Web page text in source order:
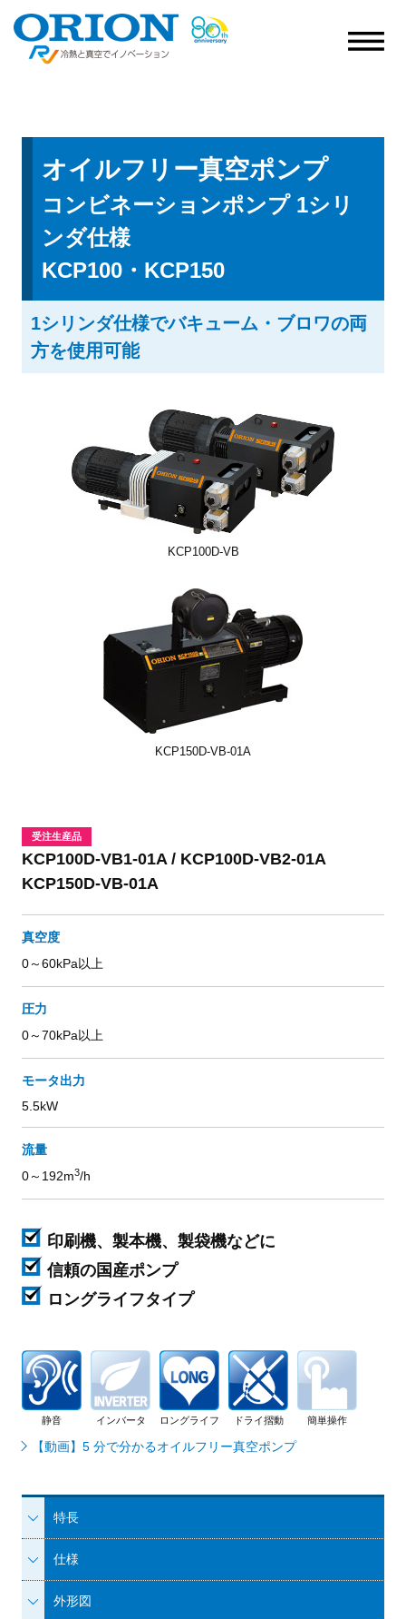
オイルフリー真空ポンプ
コンビネーションポンプ 1シリ
ンダ仕様
KCP100・KCP150
1シリンダ仕様でバキューム・ブロワの両
方を使用可能
受注生産品
KCP100D-VB1-01A / KCP100D-VB2-01A
KCP150D-VB-01A
真空度
0～60kPa以上
圧力
0～70kPa以上
モータ出力
5.5kW
流量
0～192m3/h
印刷機、製本機、製袋機などに
信頼の国産ポンプ
ロングライフタイプ
KCP100D-VB
KCP150D-VB-01A
静音 インバータ ロングライフ ドライ摺動 簡単操作
【動画】5 分で分かるオイルフリー真空ポンプ
特長
仕様
外形図